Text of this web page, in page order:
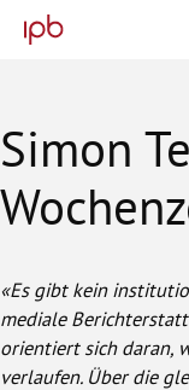
Inhalt
Simon
«Es gibt kein
mediale
orientiert sich daran,
verlaufen. Über die